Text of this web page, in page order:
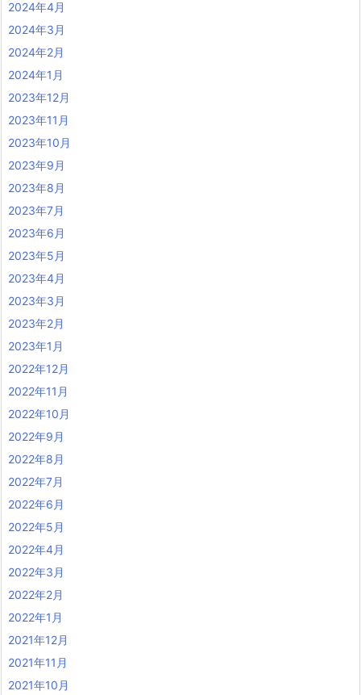
2024年4月
2024年3月
2024年2月
2024年1月
2023年12月
2023年11月
2023年10月
2023年9月
2023年8月
2023年7月
2023年6月
2023年5月
2023年4月
2023年3月
2023年2月
2023年1月
2022年12月
2022年11月
2022年10月
2022年9月
2022年8月
2022年7月
2022年6月
2022年5月
2022年4月
2022年3月
2022年2月
2022年1月
2021年12月
2021年11月
2021年10月